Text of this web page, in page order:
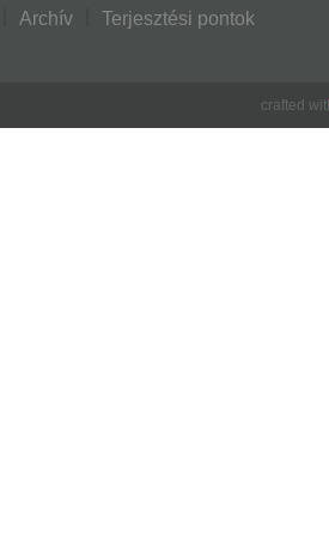
Archív Terjesztési pontok
crafted